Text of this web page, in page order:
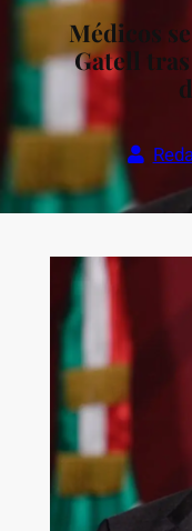
Médicos
Gatell